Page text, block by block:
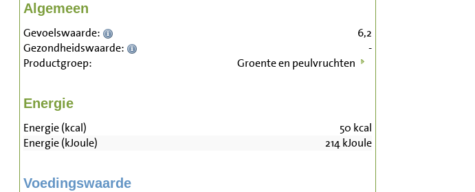
Algemeen
Gevoelswaarde:
6,2
Gezondheidswaarde:
-
Productgroep:
Groente en peulvruchten
Energie
Energie (kcal) 50 kcal
Energie (kJoule)
214kJoule
Voedingswaarde